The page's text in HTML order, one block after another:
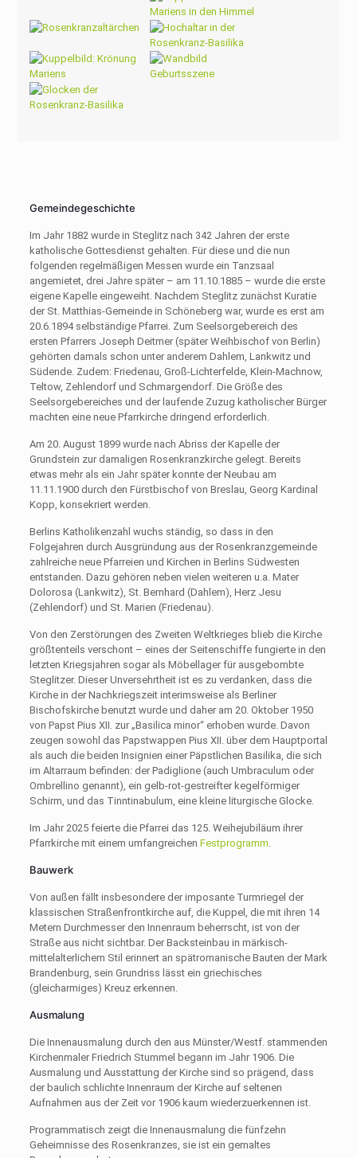
Gemeindegeschichte
Im Jahr 1882 wurde in Steglitz nach 342 Jahren der erste
katholische Gottesdienst gehalten. Für diese und die nun
folgenden regelmäßigen Messen wurde ein Tanzsaal
angemietet, drei Jahre später – am 11.10.1885 – wurde die erste
eigene Kapelle eingeweiht. Nachdem Steglitz zunächst Kuratie
der St. Matthias-Gemeinde in Schöneberg war, wurde es erst am
20.6.1894 selbständige Pfarrei. Zum Seelsorgebereich des
ersten Pfarrers Joseph Deitmer (später Weihbischof von Berlin)
gehörten damals schon unter anderem Dahlem, Lankwitz und
Südende. Zudem: Friedenau, Groß-Lichterfelde, Klein-Machnow,
Teltow, Zehlendorf und Schmargendorf. Die Größe des
Seelsorgebereiches und der laufende Zuzug katholischer Bürger
machten eine neue Pfarrkirche dringend erforderlich.
Am 20. August 1899 wurde nach Abriss der Kapelle der
Grundstein zur damaligen Rosenkranzkirche gelegt. Bereits
etwas mehr als ein Jahr später konnte der Neubau am
11.11.1900 durch den Fürstbischof von Breslau, Georg Kardinal
Kopp, konsekriert werden.
Berlins Katholikenzahl wuchs ständig, so dass in den
Folgejahren durch Ausgründung aus der Rosenkranzgemeinde
zahlreiche neue Pfarreien und Kirchen in Berlins Südwesten
entstanden. Dazu gehören neben vielen weiteren u.a. Mater
Dolorosa (Lankwitz), St. Bernhard (Dahlem), Herz Jesu
(Zehlendorf) und St. Marien (Friedenau).
Von den Zerstörungen des Zweiten Weltkrieges blieb die Kirche
größtenteils verschont – eines der Seitenschiffe fungierte in den
letzten Kriegsjahren sogar als Möbellager für ausgebombte
Steglitzer. Dieser Unversehrtheit ist es zu verdanken, dass die
Kirche in der Nachkriegszeit interimsweise als Berliner
Bischofskirche benutzt wurde und daher am 20. Oktober 1950
von Papst Pius XII. zur „Basilica minor“ erhoben wurde. Davon
zeugen sowohl das Papstwappen Pius XII. über dem Hauptportal
als auch die beiden Insignien einer Päpstlichen Basilika, die sich
im Altarraum befinden: der Padiglione (auch Umbraculum oder
Ombrellino genannt), ein gelb-rot-gestreifter kegelförmiger
Schirm, und das Tinntinabulum, eine kleine liturgische Glocke.
Im Jahr 2025 feierte die Pfarrei das 125. Weihejubiläum ihrer
Pfarrkirche mit einem umfangreichen Festprogramm.
Bauwerk
Von außen fällt insbesondere der imposante Turmriegel der
klassischen Straßenfrontkirche auf, die Kuppel, die mit ihren 14
Metern Durchmesser den Innenraum beherrscht, ist von der
Straße aus nicht sichtbar. Der Backsteinbau in märkisch-
mittelalterlichem Stil erinnert an spätromanische Bauten der Mark
Brandenburg, sein Grundriss lässt ein griechisches
(gleicharmiges) Kreuz erkennen.
Ausmalung
Die Innenausmalung durch den aus Münster/Westf. stammenden
Kirchenmaler Friedrich Stummel begann im Jahr 1906. Die
Ausmalung und Ausstattung der Kirche sind so prägend, dass
der baulich schlichte Innenraum der Kirche auf seltenen
Aufnahmen aus der Zeit vor 1906 kaum wiederzuerkennen ist.
Programmatisch zeigt die Innenausmalung die fünfzehn
Geheimnisse des Rosenkranzes, sie ist ein gemaltes